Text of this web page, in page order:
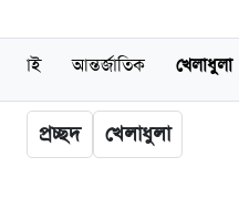
আন্তর্জাতিক খেলাধুলা
প্রচ্ছদ খেলাধুলা